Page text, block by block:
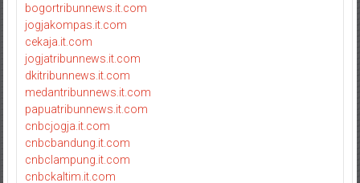
bogortribunnews.it.com
jogjakompas.it.com
cekaja.it.com
jogjatribunnews.it.com
dkitribunnews.it.com
medantribunnews.it.com
papuatribunnews.it.com
cnbcjogja.it.com
cnbcbandung.it.com
cnbclampung.it.com
cnbckaltim.it.com